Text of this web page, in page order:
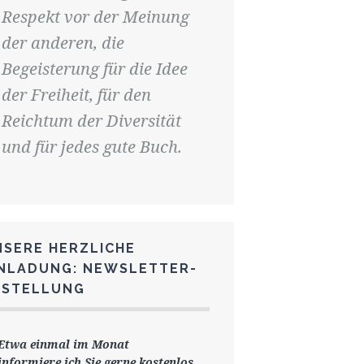
Respekt vor der Meinung
der anderen, die
Begeisterung für die Idee
der Freiheit, für den
Reichtum der Diversität
und für jedes gute Buch.
HERZLICHE
NEWSLETTER-
einmal im Monat